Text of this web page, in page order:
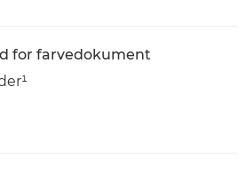
for farvedokument